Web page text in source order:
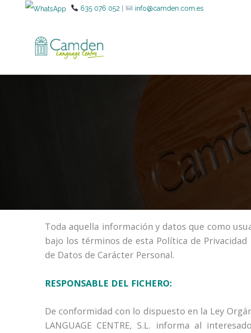
635 076 052 info@camden.com.es
Toda aquella información y datos que como
bajo los términos de esta Política de
de Datos de Carácter Personal.
RESPONSABLE DEL FICHERO:
De conformidad con lo dispuesto en la Ley
LANGUAGE CENTRE, S.L. informa al